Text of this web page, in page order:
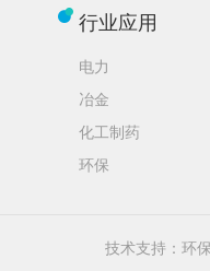
行业应用
电力
冶金
化工制药
环保
技术支持： 环